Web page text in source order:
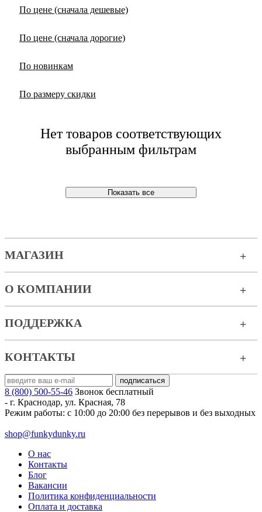
По цене (сначала дешевые)
По цене (сначала дорогие)
По новинкам
По размеру скидки
Нет товаров соответствующих
выбранным фильтрам
Показать все
МАГАЗИН
О КОМПАНИИ
ПОДДЕРЖКА
КОНТАКТЫ
8 (800) 500-55-46 Звонок бесплатный
- г. Краснодар, ул. Красная, 78
Режим работы: с 10:00 до 20:00 без перерывов и без выходных
shop@funkydunky.ru
О нас
Контакты
Блог
Вакансии
Политика конфиденциальности
Оплата и доставка